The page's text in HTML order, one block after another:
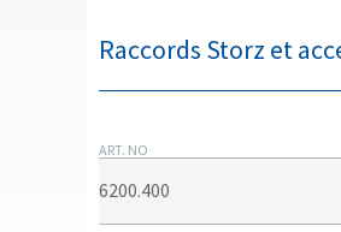
Raccords Storz et
ART. NO
6200.400